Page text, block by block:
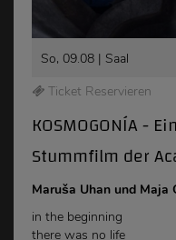
So, 09.08 | Saal
Ticket Reservieren
KOSMOGONÍA -
Stummfilm der
Maruša Uhan und Maja
in the beginning
there was no life